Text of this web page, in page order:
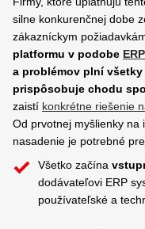
silne konkurenčnej dobe
zákazníckym
platformu v podobe
a problémov plní
prispôsobuje chodu
zaistí konkrétne riešenie
Od prvotnej myšlienky na
nasadenie je potrebné
Všetko začína
dodávateľovi ERP
používateľské a